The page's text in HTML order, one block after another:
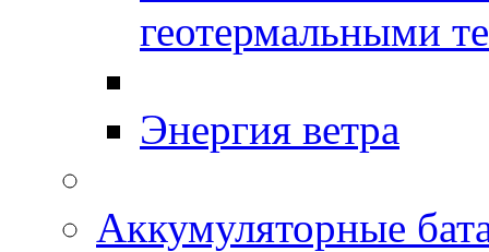
геотермальными
Энергия ветра
Аккумуляторные